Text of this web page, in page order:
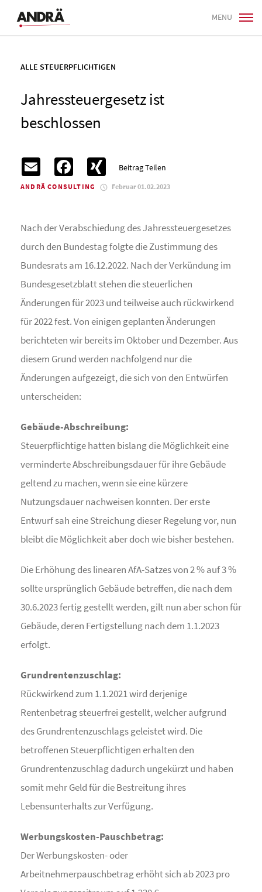
MENU
ALLE STEUERPFLICHTIGEN
Jahressteuergesetz ist
beschlossen
Beitrag Teilen
Email Facebook XING
ANDRÄ CONSULTING Februar 01.02.2023
Nach der Verabschiedung des Jahressteuergesetzes
durch den Bundestag folgte die Zustimmung des
Bundesrats am 16.12.2022. Nach der Verkündung im
Bundesgesetzblatt stehen die steuerlichen
Änderungen für 2023 und teilweise auch rückwirkend
für 2022 fest. Von einigen geplanten Änderungen
berichteten wir bereits im Oktober und Dezember. Aus
diesem Grund werden nachfolgend nur die
Änderungen aufgezeigt, die sich von den Entwürfen
unterscheiden:
Gebäude-Abschreibung:
Steuerpflichtige hatten bislang die Möglichkeit eine
verminderte Abschreibungsdauer für ihre Gebäude
geltend zu machen, wenn sie eine kürzere
Nutzungsdauer nachweisen konnten. Der erste
Entwurf sah eine Streichung dieser Regelung vor, nun
bleibt die Möglichkeit aber doch wie bisher bestehen.
Die Erhöhung des linearen AfA-Satzes von 2 % auf 3 %
sollte ursprünglich Gebäude betreffen, die nach dem
30.6.2023 fertig gestellt werden, gilt nun aber schon für
Gebäude, deren Fertigstellung nach dem 1.1.2023
erfolgt.
Grundrentenzuschlag:
Rückwirkend zum 1.1.2021 wird derjenige
Rentenbetrag steuerfrei gestellt, welcher aufgrund
des Grundrentenzuschlags geleistet wird. Die
betroffenen Steuerpflichtigen erhalten den
Grundrentenzuschlag dadurch ungekürzt und haben
somit mehr Geld für die Bestreitung ihres
Lebensunterhalts zur Verfügung.
Werbungskosten-Pauschbetrag:
Der Werbungskosten- oder
Arbeitnehmerpauschbetrag erhöht sich ab 2023 pro